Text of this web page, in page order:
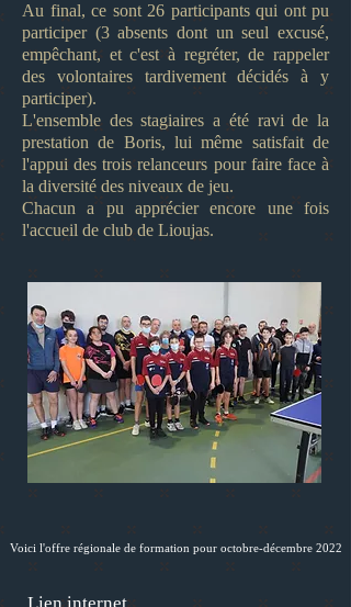
Au final, ce sont 26 participants qui ont pu
participer (3 absents dont un seul excusé,
empêchant, et c'est à regréter, de rappeler
des volontaires tardivement décidés à y
participer).
L'ensemble des stagiaires a été ravi de la
prestation de Boris, lui même satisfait de
l'appui des trois relanceurs pour faire face à
la diversité des niveaux de jeu.
Chacun a pu apprécier encore une fois
l'accueil de club de Lioujas.
Voici l'offre régionale de formation pour octobre-décembre 2022